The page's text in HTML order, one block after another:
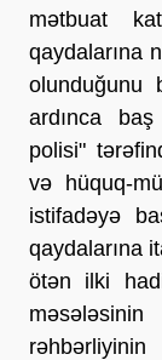
mətbuat
qaydalarına
olunduğunu
ardınca
polisi"
və hüquq-
istifadəyə
qaydalarına
ötən ilki